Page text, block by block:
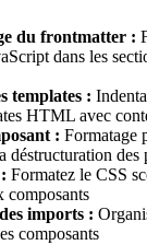
du frontmatter :
dans les
templates :
HTML avec
: Formatage
déstructuration des
Formatez le CSS
composants
imports :
composants